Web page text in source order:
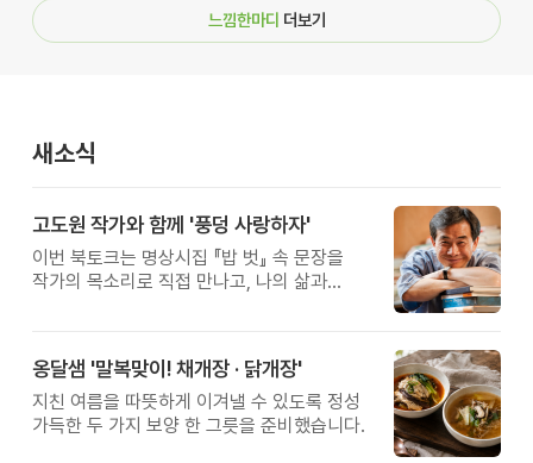
느낌한마디 더보기
새소식
고도원 작가와 함께 '풍덩 사랑하자'
이번 북토크는 명상시집 『밥 벗』 속 문장을
작가의 목소리로 직접 만나고, 나의 삶과
옹달샘 '말복맞이! 채개장 · 닭개장'
지친 여름을 따뜻하게 이겨낼 수 있도록 정성
가득한 두 가지 보양 한 그릇을 준비했습니다.